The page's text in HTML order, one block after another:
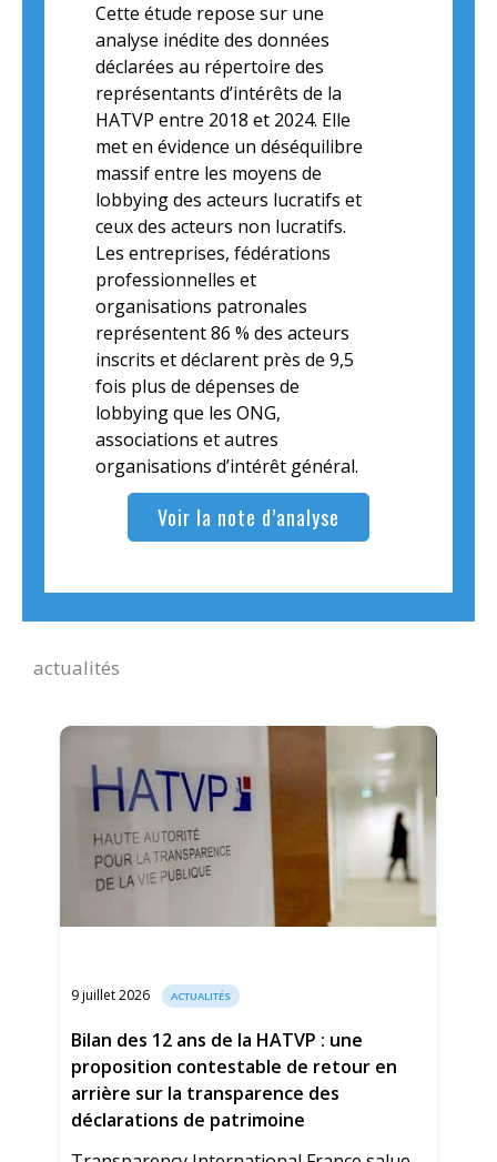
Cette étude repose sur une
analyse inédite des données
déclarées au répertoire des
représentants d’intérêts de la
HATVP entre 2018 et 2024. Elle
met en évidence un déséquilibre
massif entre les moyens de
lobbying des acteurs lucratifs et
ceux des acteurs non lucratifs.
Les entreprises, fédérations
professionnelles et
organisations patronales
représentent 86 % des acteurs
inscrits et déclarent près de 9,5
fois plus de dépenses de
lobbying que les ONG,
associations et autres
organisations d’intérêt général.
Voir la note d’analyse
actualités
9 juillet 2026 ACTUALITÉS
Bilan des 12 ans de la HATVP : une
proposition contestable de retour en
arrière sur la transparence des
déclarations de patrimoine